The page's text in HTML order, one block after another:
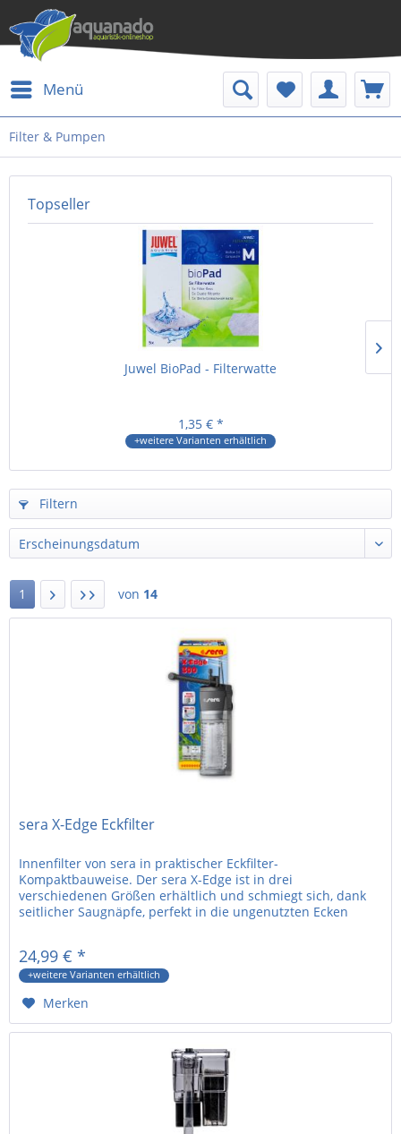
Menü
Filter & Pumpen
Topseller
Juwel BioPad - Filterwatte
1,35 € *
+weitere Varianten erhältlich
Filtern
1 von 14
sera X-Edge Eckfilter
Innenfilter von sera in praktischer Eckfilter-
Kompaktbauweise. Der sera X-Edge ist in drei
verschiedenen Größen erhältlich und schmiegt sich, dank
seitlicher Saugnäpfe, perfekt in die ungenutzten Ecken
24,99 € *
+weitere Varianten erhältlich
Merken